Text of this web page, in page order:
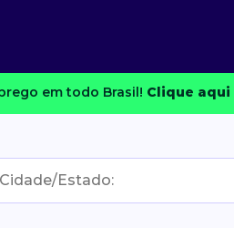
em todo Brasil! Clique aqui